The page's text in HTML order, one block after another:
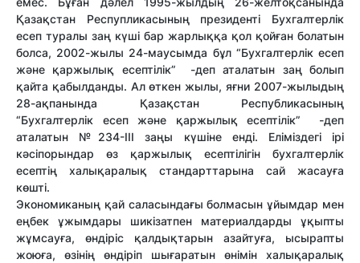
Қазақстан Респупликасының президенті Бухгалтерлік
есеп туралы заң күші бар жарлыққа қол қойған болатын
болса, 2002-жылы 24-маусымда бұл “Бухгалтерлік есеп
және қаржылық есептілік” -деп аталатын заң болып
қайта қабылданды. Ал өткен жылы, яғни 2007-жылыдың
28-ақпанында Қазақстан Республикасының
“Бухгалтерлік есеп және қаржылық есептілік” -деп
аталатын №234-III заңы күшіне енді. Еліміздегі ірі
кәсіпорындар өз қаржылық есептілігін бухгалтерлік
есептің халықаралық стандарттарына сай жасауға
көшті.
Экономиканың қай саласындағы болмасын ұйымдар мен
еңбек ұжымдары шикізатпен материалдарды ұқыпты
жұмсауға, өндіріс қалдықтарын азайтуға, ысырапты
жоюға, өзінің өндіріп шығаратын өнімін халықаралық